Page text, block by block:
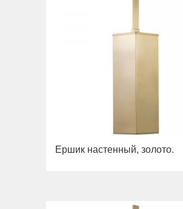
Ершик настенный, золото.